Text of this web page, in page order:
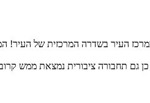
כן גם תחבורה ציבורית נמצאת ממש